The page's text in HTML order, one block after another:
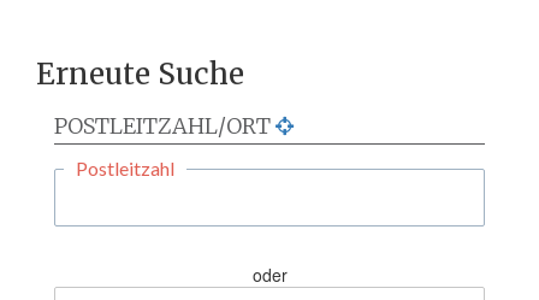
Erneute Suche
POSTLEITZAHL/ORT
Postleitzahl
oder